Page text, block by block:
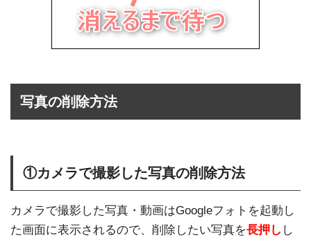
写真の削除方法
①カメラで撮影した写真の削除方法
カメラで撮影した写真・動画はGoogleフォトを起動し
た画面に表示されるので、削除したい写真を長押し し